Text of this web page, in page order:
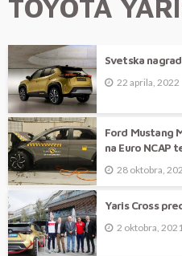
TOYOTA
Svetska
22 aprila, 2022
Ford Mustang
na Euro NCAP
28 oktobra,
Yaris Cross
2 oktobra,